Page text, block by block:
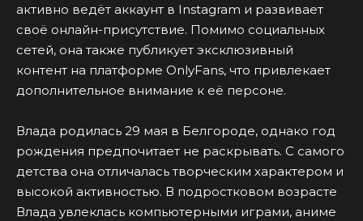
активно ведёт аккаунт в Instagram и развивает
своё онлайн-присутствие. Помимо социальных
сетей, она также публикует эксклюзивный
контент на платформе OnlyFans, что привлекает
дополнительное внимание к её персоне.
Влада родилась 29 мая в Белгороде, однако год
рождения предпочитает не раскрывать. С самого
детства она отличалась творческим характером и
высокой активностью. В подростковом возрасте
Влада увлеклась компьютерными играми, аниме